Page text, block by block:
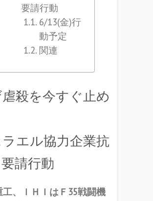
要請行動
6/13(金)行
動予定
関連
殺を今すぐ止め
エル協力企業抗
請行動
工、ＩＨＩはＦ35戦闘機